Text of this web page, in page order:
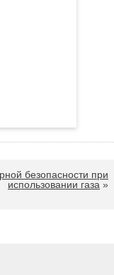
безопасности при
использовании газа »